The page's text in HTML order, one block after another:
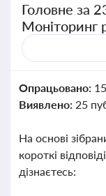
Головне за
Моніторинг
Опрацьовано:
Виявлено: 25
На основі
короткі
дізнаєтесь: